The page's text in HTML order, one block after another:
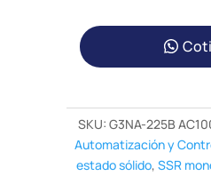
SKU: G3NA-225B
Automatización y
estado sólido,SSR